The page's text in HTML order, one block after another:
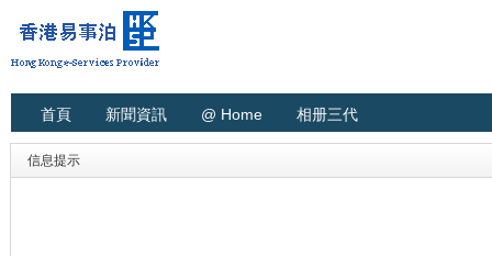
首頁 新聞資訊 @ Home 相册三代
信息提示